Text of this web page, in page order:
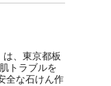
、東京都板
トラブルを
全な石けん作